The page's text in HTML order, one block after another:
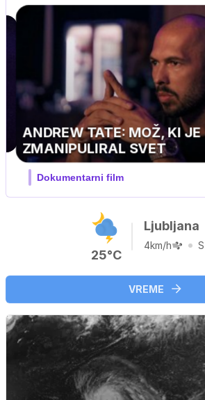
MOJ PRIJATELJ PINGVIN
Film meseca / družinski, pustolovski
25°C
Ljubljana
4km/h S
VREME